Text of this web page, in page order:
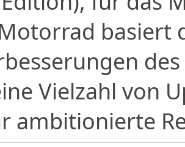
basiert
Vielzahl von
ambitionierte